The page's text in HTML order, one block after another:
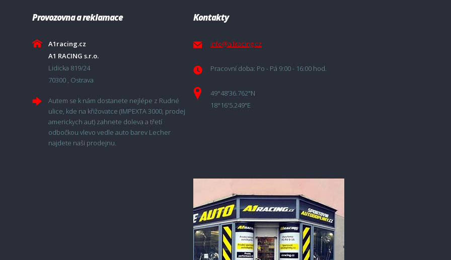
Provozovna a reklamace
A1racing.cz
A1 RACING s.r.o.
Lidicka 819/24
70300 , Ostrava
Autem se k nám dostanete nejlépe z Rudné
ulice, kde na křižovatce (IMPEXTA 3000, prodej
americkych aut) zahnete doleva a třetí
odbočkou vlevo vedle auto barev Lecher
najdete naši prodejnu.
Kontakty
info@a1racing.cz
Pracovní doba: Po - Pá 9:00 - 16:00 hod.
49°48'36.762"N
18°16'5.249"E